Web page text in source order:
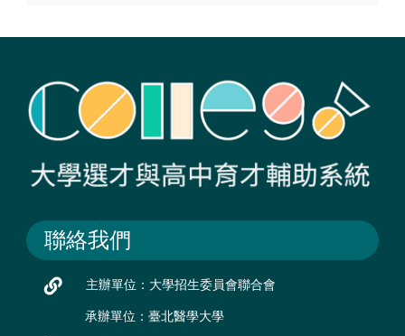
聯絡我們
主辦單位：大學招生委員會聯合會
承辦單位：臺北醫學大學